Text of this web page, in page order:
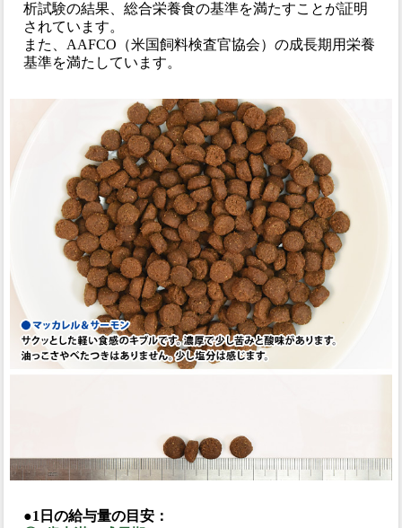
析試験の結果、総合栄養食の基準を満たすことが証明
されています。
また、AAFCO（米国飼料検査官協会）の成長期用栄養
基準を満たしています。
●1日の給与量の目安：